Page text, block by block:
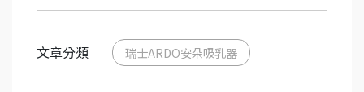
文章分類 瑞士ARDO安朵吸乳器